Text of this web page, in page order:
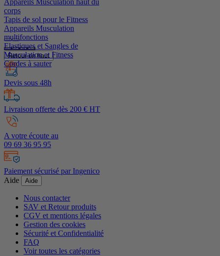
Appareils Musculation haut du
corps
Tapis de sol pour le Fitness
Appareils Musculation
multifonctions
Elastiques et Sangles de
Musculation et Fitness
Cordes à sauter
Retour en haut
Devis sous 48h
Livraison offerte dès 200 € HT
A votre écoute au
09 69 36 95 95
Paiement sécurisé par Ingenico
Aide
Aide
Nous contacter
SAV et Retour produits
CGV et mentions légales
Gestion des cookies
Sécurité et Confidentialité
FAQ
Voir toutes les catégories